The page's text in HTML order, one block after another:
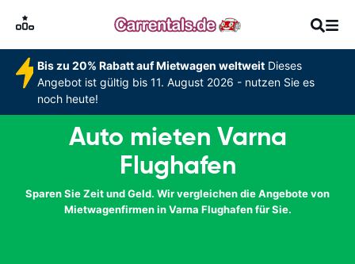
Bis zu 20% Rabatt auf Mietwagen weltweitDieses
Angebot ist gültig bis 11. August 2026 - nutzen Sie es
noch heute!
Auto mieten Varna
Flughafen
Sparen Sie Zeit und Geld. Wir vergleichen die Angebote von
Mietwagenfirmen in Varna Flughafen für Sie.